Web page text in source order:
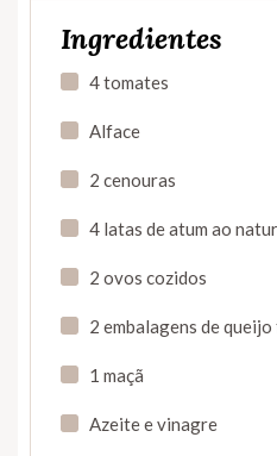
Ingredientes
4 tomates
Alface
2 cenouras
4 latas de atum ao
2 ovos cozidos
2 embalagens de
1 maçã
Azeite e vinagre